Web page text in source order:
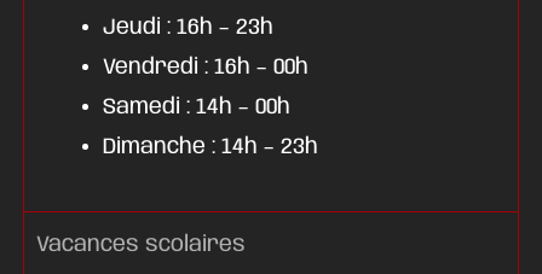
Jeudi : 16h – 23h
Vendredi : 16h – 00h
Samedi : 14h – 00h
Dimanche : 14h – 23h
Vacances scolaires